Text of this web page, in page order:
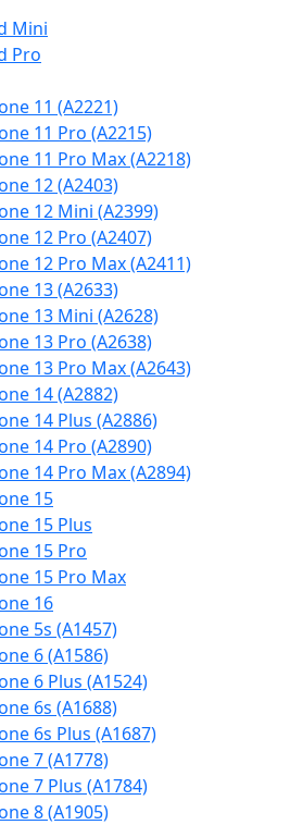
Mini
Pro
11 (A2221)
11 Pro (A2215)
11 Pro Max (A2218)
12 (A2403)
12 Mini (A2399)
12 Pro (A2407)
12 Pro Max (A2411)
13 (A2633)
13 Mini (A2628)
13 Pro (A2638)
13 Pro Max (A2643)
14 (A2882)
14 Plus (A2886)
14 Pro (A2890)
14 Pro Max (A2894)
15
15 Plus
15 Pro
15 Pro Max
16
5s (A1457)
6 (A1586)
6 Plus (A1524)
6s (A1688)
6s Plus (A1687)
7 (A1778)
7 Plus (A1784)
8 (A1905)